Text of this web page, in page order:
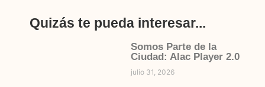
Quizás te pueda interesar...
Somos Parte de la
Ciudad: Alac Player 2.0
julio 31, 2026